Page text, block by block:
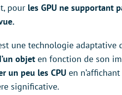
pour les GPU ne supportant
une technologie adaptative
objet en fonction de son
un peu les CPU en
significative.